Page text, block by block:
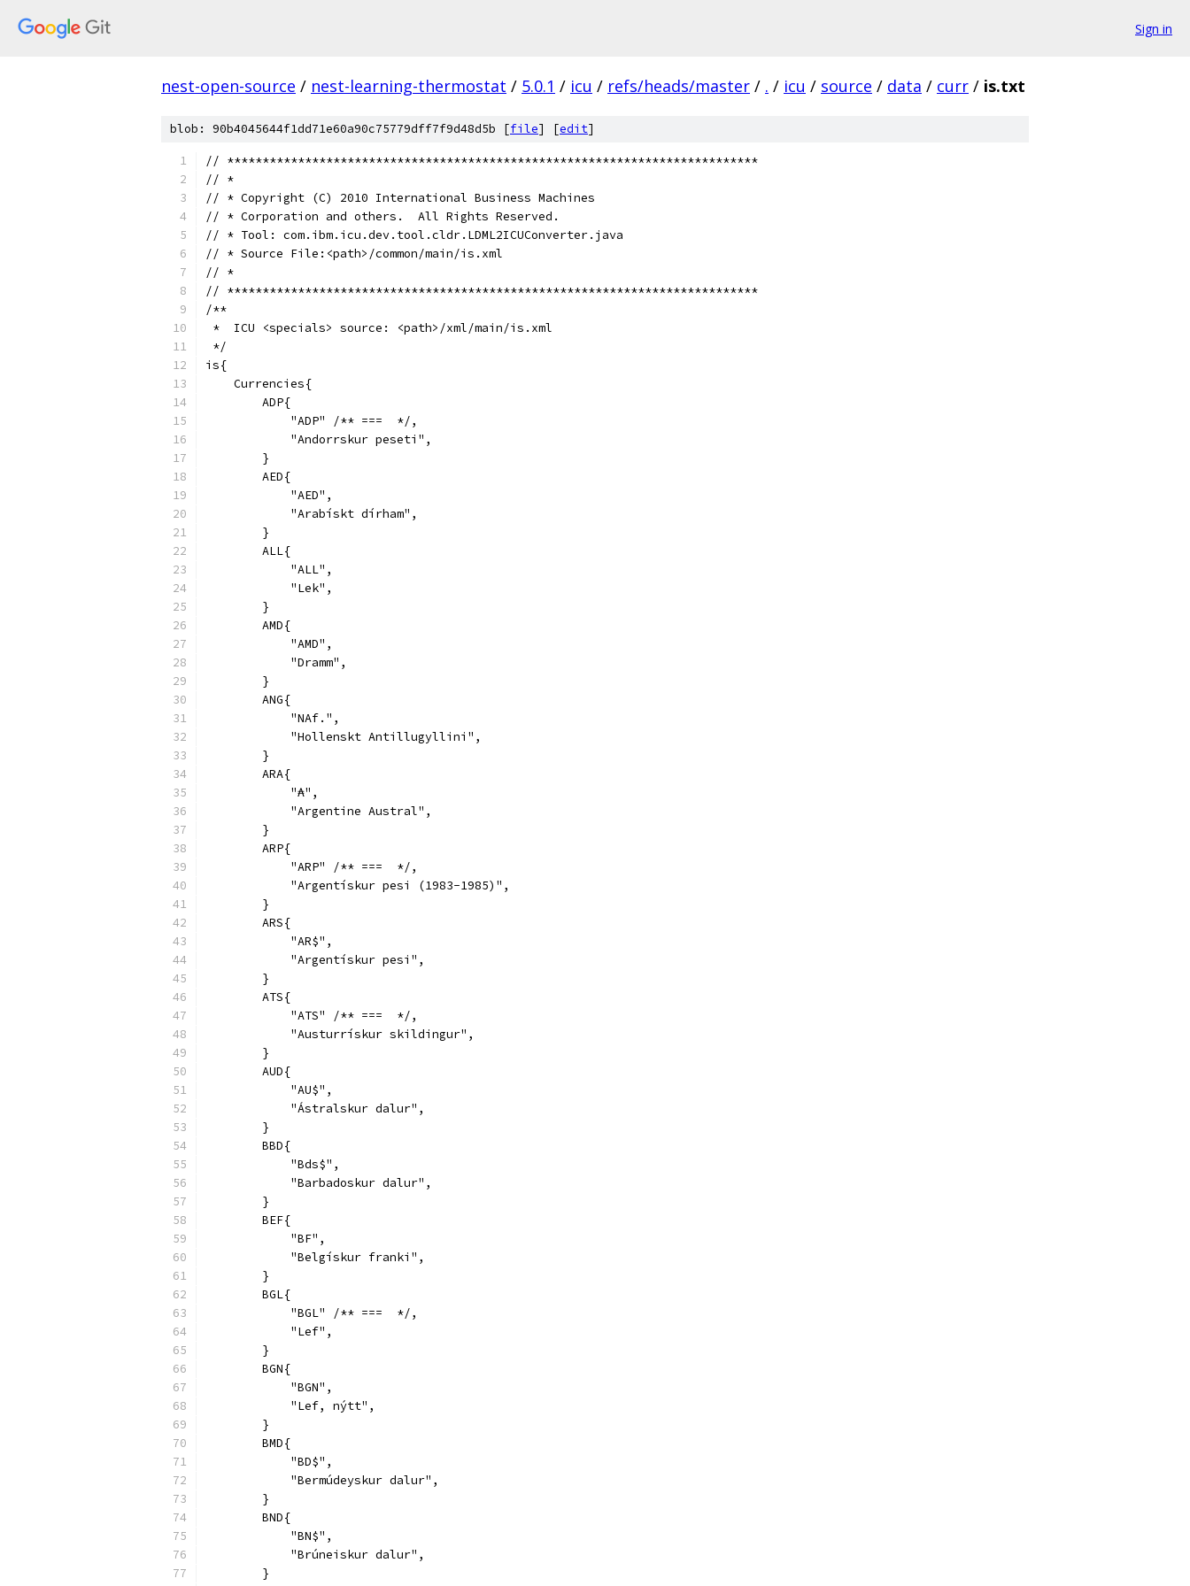
Sign in
nest-open-source / nest-learning-thermostat / 5.0.1 / icu / refs/heads/master / . / icu / source / data / curr / is.txt
blob: 90b4045644f1dd71e60a90c75779dff7f9d48d5b [file] [edit]
﻿// ***************************************************************************
// *
// * Copyright (C) 2010 International Business Machines
// * Corporation and others.  All Rights Reserved.
// * Tool: com.ibm.icu.dev.tool.cldr.LDML2ICUConverter.java
// * Source File:<path>/common/main/is.xml
// *
// ***************************************************************************
/**
*  ICU <specials> source: <path>/xml/main/is.xml
*/
is{
    Currencies{
        ADP{
            "ADP" /** ===  */,
            "Andorrskur peseti",
        }
        AED{
            "AED",
            "Arabískt dírham",
        }
        ALL{
            "ALL",
            "Lek",
        }
        AMD{
            "AMD",
            "Dramm",
        }
        ANG{
            "NAf.",
            "Hollenskt Antillugyllini",
        }
        ARA{
            "₳",
            "Argentine Austral",
        }
        ARP{
            "ARP" /** ===  */,
            "Argentískur pesi (1983-1985)",
        }
        ARS{
            "AR$",
            "Argentískur pesi",
        }
        ATS{
            "ATS" /** ===  */,
            "Austurrískur skildingur",
        }
        AUD{
            "AU$",
            "Ástralskur dalur",
        }
        BBD{
            "Bds$",
            "Barbadoskur dalur",
        }
        BEF{
            "BF",
            "Belgískur franki",
        }
        BGL{
            "BGL" /** ===  */,
            "Lef",
        }
        BGN{
            "BGN",
            "Lef, nýtt",
        }
        BMD{
            "BD$",
            "Bermúdeyskur dalur",
        }
        BND{
            "BN$",
            "Brúneiskur dalur",
        }